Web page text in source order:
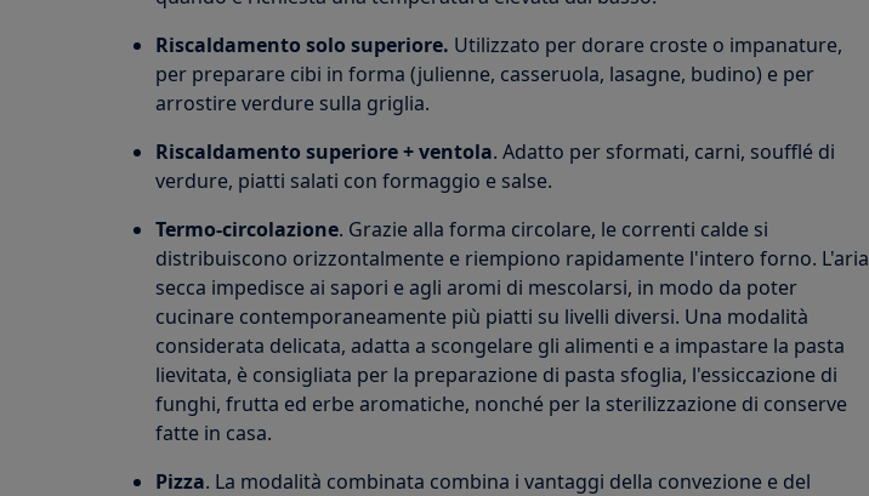
Riscaldamento solo superiore. Utilizzato per dorare croste o impanature,
per preparare cibi in forma (julienne, casseruola, lasagne, budino) e per
arrostire verdure sulla griglia.
Riscaldamento superiore + ventola. Adatto per sformati, carni, soufflé di
verdure, piatti salati con formaggio e salse.
Termo-circolazione. Grazie alla forma circolare, le correnti calde si
distribuiscono orizzontalmente e riempiono rapidamente l'intero forno. L'aria
secca impedisce ai sapori e agli aromi di mescolarsi, in modo da poter
cucinare contemporaneamente più piatti su livelli diversi. Una modalità
considerata delicata, adatta a scongelare gli alimenti e a impastare la pasta
lievitata, è consigliata per la preparazione di pasta sfoglia, l'essiccazione di
funghi, frutta ed erbe aromatiche, nonché per la sterilizzazione di conserve
fatte in casa.
Pizza. La modalità combinata combina i vantaggi della convezione e del